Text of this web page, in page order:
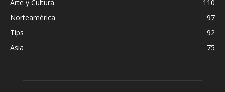
Arte y Cultura
110
Norteamérica
97
Tips
92
Asia
75